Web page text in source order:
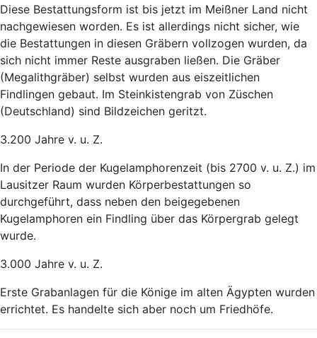
Diese Bestattungsform ist bis jetzt im Meißner Land nicht
nachgewiesen worden. Es ist allerdings nicht sicher, wie
die Bestattungen in diesen Gräbern vollzogen wurden, da
sich nicht immer Reste ausgraben ließen. Die Gräber
(Megalithgräber) selbst wurden aus eiszeitlichen
Findlingen gebaut. Im Steinkistengrab von Züschen
(Deutschland) sind Bildzeichen geritzt.
3.200 Jahre v. u. Z.
In der Periode der Kugelamphorenzeit (bis 2700 v. u. Z.) im
Lausitzer Raum wurden Körperbestattungen so
durchgeführt, dass neben den beigegebenen
Kugelamphoren ein Findling über das Körpergrab gelegt
wurde.
3.000 Jahre v. u. Z.
Erste Grabanlagen für die Könige im alten Ägypten wurden
errichtet. Es handelte sich aber noch um Friedhöfe.